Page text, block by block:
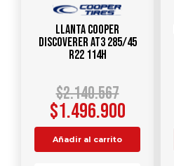
Llanta COOPER
DISCOVERER AT3 285/45
R22 114H
$2.140.567
$1.496.900
Añadir al carrito